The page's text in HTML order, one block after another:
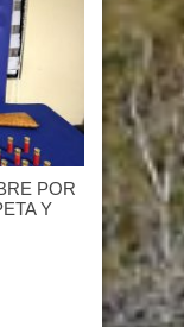
POR
Y